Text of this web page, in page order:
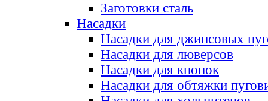
Заготовки сталь
Насадки
Насадки для джинсовых
Насадки для люверсов
Насадки для кнопок
Насадки для обтяжки